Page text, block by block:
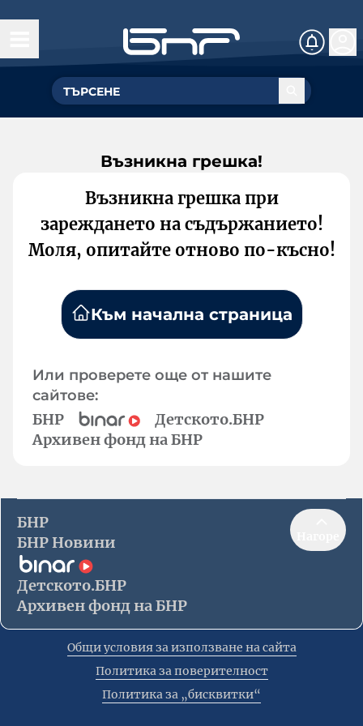
Възникна грешка!
Възникна грешка при
зареждането на съдържанието!
Моля, опитайте отново по-късно!
Към начална страница
Или проверете още от нашите
сайтове:
БНР
Детското.БНР
Архивен фонд на БНР
БНР
БНР Новини
Детското.БНР
Архивен фонд на БНР
Общи условия за използване на сайта
Политика за поверителност
Политика за „бисквитки“